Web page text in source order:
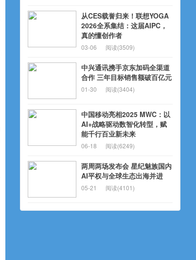
从CES载誉归来！联想YOGA
2026全系集结：这届AIPC，
真的懂创作者
03-06 阅读(3509)
中兴通讯携手京东加码全渠道
合作 三年目标销售额破百亿元
01-30 阅读(3404)
中国移动亮相2025 MWC：以
AI+战略驱动数智化转型，赋
能千行百业新未来
06-18 阅读(6249)
两周两场发布会 星纪魅族国内
AI平权与全球生态出海并进
05-21 阅读(4101)